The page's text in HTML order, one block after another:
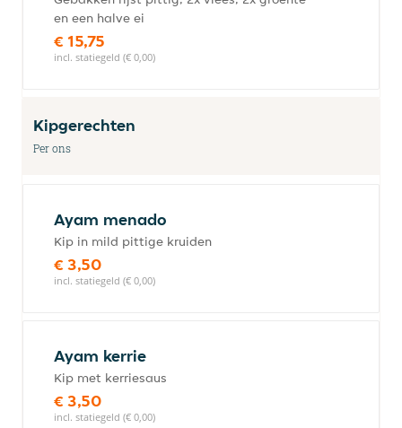
en een halve ei
€ 15,75
incl. statiegeld (€ 0,00)
Kipgerechten
Per ons
Ayam menado
Kip in mild pittige kruiden
€ 3,50
incl. statiegeld (€ 0,00)
Ayam kerrie
Kip met kerriesaus
€ 3,50
incl. statiegeld (€ 0,00)